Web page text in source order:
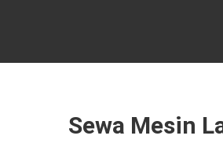
SEWA GENSET
Sewa Mesin